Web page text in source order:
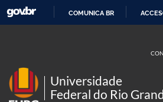
COMUNICA BR
Universidade
Federal do Rio